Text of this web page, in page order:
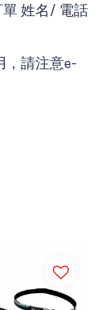
姓名/ 電話
，請注意e-